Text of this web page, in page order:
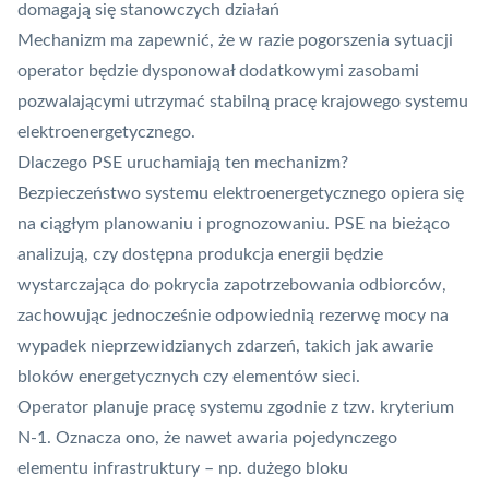
domagają się stanowczych działań
Mechanizm ma zapewnić, że w razie pogorszenia sytuacji
operator będzie dysponował dodatkowymi zasobami
pozwalającymi utrzymać stabilną pracę krajowego systemu
elektroenergetycznego.
Dlaczego PSE uruchamiają ten mechanizm?
Bezpieczeństwo systemu elektroenergetycznego opiera się
na ciągłym planowaniu i prognozowaniu. PSE na bieżąco
analizują, czy dostępna produkcja energii będzie
wystarczająca do pokrycia zapotrzebowania odbiorców,
zachowując jednocześnie odpowiednią rezerwę mocy na
wypadek nieprzewidzianych zdarzeń, takich jak awarie
bloków energetycznych czy elementów sieci.
Operator planuje pracę systemu zgodnie z tzw. kryterium
N-1. Oznacza ono, że nawet awaria pojedynczego
elementu infrastruktury – np. dużego bloku